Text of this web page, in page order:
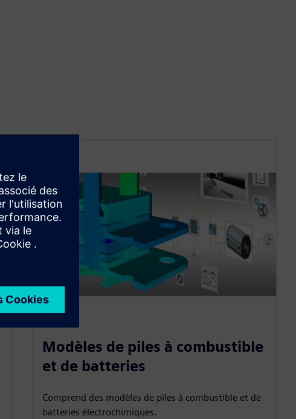
Modèles de piles à combustible
et de batteries
Comprend des modèles de piles à combustible et de
batteries électrochimiques.